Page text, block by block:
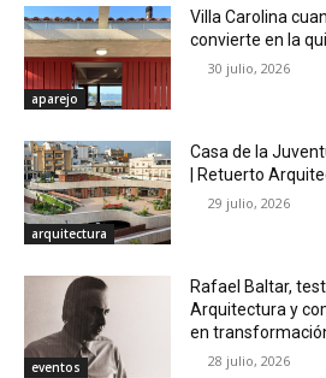
aparejo
Villa Carolina
convierte en la
30 julio, 2026
arquitectura
Casa de la
| Retuerto
29 julio, 2026
eventos
Rafael Baltar,
Arquitectura y
en
28 julio, 2026